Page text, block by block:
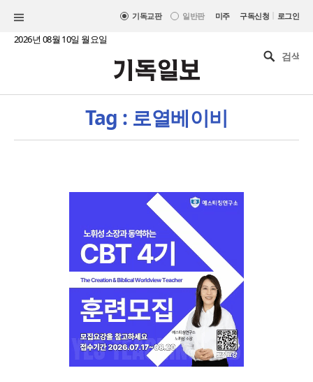
기독교판 일반판 미주 구독신청 | 로그인
2026년 08월 10일 월요일
Tag : 로열베이비
원수를 향한 예수님의 기도: 값싼 용서를 넘어선 진정